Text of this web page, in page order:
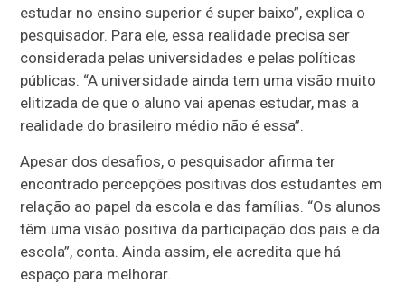
estudar no ensino superior é super baixo”, explica o
pesquisador. Para ele, essa realidade precisa ser
considerada pelas universidades e pelas políticas
públicas. “A universidade ainda tem uma visão muito
elitizada de que o aluno vai apenas estudar, mas a
realidade do brasileiro médio não é essa”.
Apesar dos desafios, o pesquisador afirma ter
encontrado percepções positivas dos estudantes em
relação ao papel da escola e das famílias. “Os alunos
têm uma visão positiva da participação dos pais e da
escola”, conta. Ainda assim, ele acredita que há
espaço para melhorar.